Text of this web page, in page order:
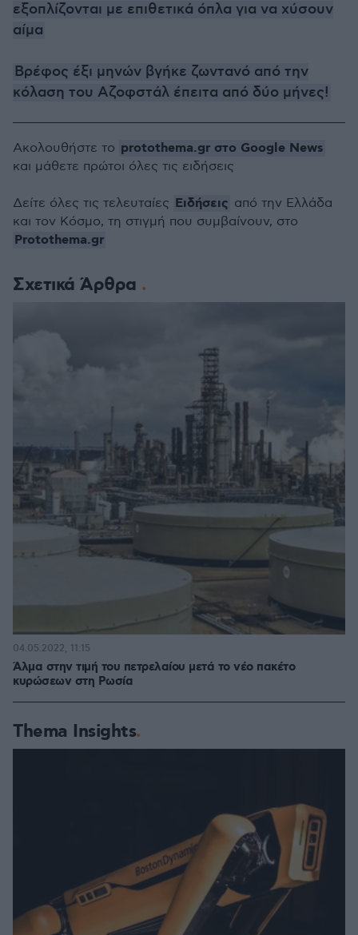
εξοπλίζονται με επιθετικά όπλα για να χύσουν
αίμα
Βρέφος έξι μηνών βγήκε ζωντανό από την
κόλαση του Αζοφστάλ έπειτα από δύο μήνες!
Σχετικά Άρθρα
Άλμα στην τιμή του πετρελαίου μετά το νέο πακέτο
κυρώσεων στη Ρωσία
04.05.2022, 11:15
Thema Insights
Ακολουθήστε το protothema.gr στο Google News
και μάθετε πρώτοι όλες τις ειδήσεις
Δείτε όλες τις τελευταίες Ειδήσεις από την Ελλάδα
και τον Κόσμο, τη στιγμή που συμβαίνουν, στο
Protothema.gr